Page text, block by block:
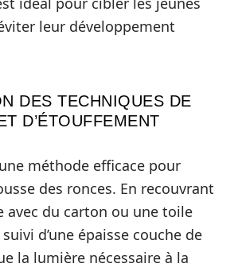
leur développement
DES TECHNIQUES DE
D’ÉTOUFFEMENT
méthode efficace pour
des ronces. En recouvrant
avec du carton ou une toile
d’une épaisse couche de
la lumière nécessaire à la